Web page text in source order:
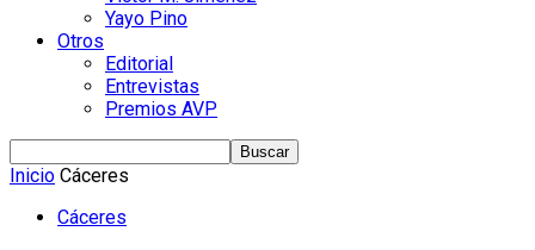
Yayo Pino
Otros
Editorial
Entrevistas
Premios AVP
Inicio Cáceres
Cáceres